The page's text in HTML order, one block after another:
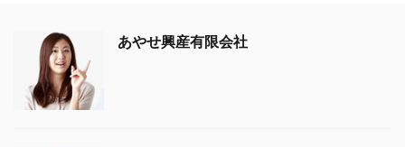
あやせ興産有限会社